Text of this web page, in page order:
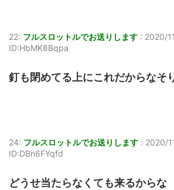
22: フルスロットルでお送りします : 2020/
ID:HbMK8Bqpa
釘も閉めてる上にこれだからなそ
24: フルスロットルでお送りします : 2020/
ID:DBn6FYqfd
どうせ当たらなくても来るからな